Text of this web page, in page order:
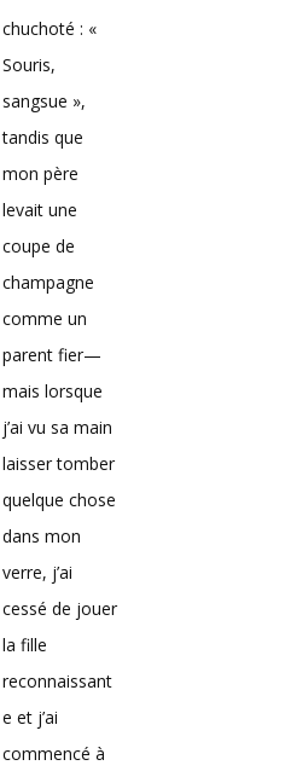
chuchoté : «
Souris,
sangsue »,
tandis que
mon père
levait une
coupe de
champagne
comme un
parent fier—
mais lorsque
j’ai vu sa main
laisser tomber
quelque chose
dans mon
verre, j’ai
cessé de jouer
la fille
reconnaissant
e et j’ai
commencé à